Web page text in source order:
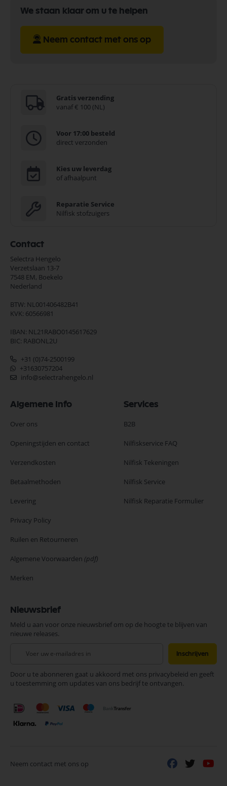
We staan klaar om u te helpen
Neem contact met ons op
Gratis verzending
vanaf € 100 (NL)
Voor 17:00 besteld
direct verzonden
Kies uw leverdag
of afhaalpunt
Reparatie Service
Nilfisk stofzuigers
Contact
Selectra Hengelo
Verzetslaan 13-7
7548 EM, Boekelo
Nederland
BTW: NL001406482B41
KVK: 60566981
IBAN: NL21RABO0145617629
BIC: RABONL2U
+31 (0)74-2500199
+31630757204
info@selectrahengelo.nl
Algemene Info
Over ons
Openingstijden en contact
Verzendkosten
Betaalmethoden
Levering
Privacy Policy
Ruilen en Retourneren
Algemene Voorwaarden (pdf)
Merken
Services
B2B
Nilfiskservice FAQ
Nilfisk Tekeningen
Nilfisk Service
Nilfisk Reparatie Formulier
Nieuwsbrief
Meld u aan voor onze nieuwsbrief om op de hoogte te blijven van
nieuwe releases.
onze
nieuwsbrief
Inschrijven
Door u te abonneren gaat u akkoord met ons privacybeleid en geeft
u toestemming om updates van ons bedrijf te ontvangen.
Neem contact met ons op